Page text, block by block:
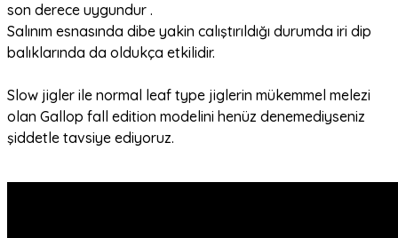
son derece uygundur .
Salınım esnasında dibe yakin calıştırıldığı durumda iri dip
balıklarında da oldukça etkilidir.
Slow jigler ile normal leaf type jiglerin mükemmel melezi
olan Gallop fall edition modelini henüz denemediyseniz
şiddetle tavsiye ediyoruz.